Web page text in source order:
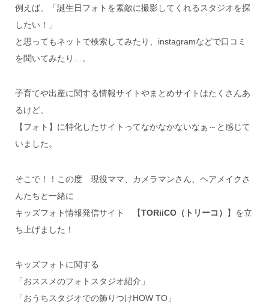
例えば、「誕生日フォトを素敵に撮影してくれるスタジオを探
したい！」
と思ってもネットで検索してみたり、instagramなどで口コミ
を聞いてみたり…。
子育てや出産に関する情報サイトやまとめサイトはたくさんあ
るけど、
【フォト】に特化したサイトってなかなかないなぁ～と感じて
いました。
そこで！！この度 現役ママ、カメラマンさん、ヘアメイクさ
んたちと一緒に
キッズフォト情報発信サイト 【TORiiCO（トリーコ）
】を立
ち上げました！
キッズフォトに関する
「おススメのフォトスタジオ紹介」
「おうちスタジオでの飾りつけHOW TO」